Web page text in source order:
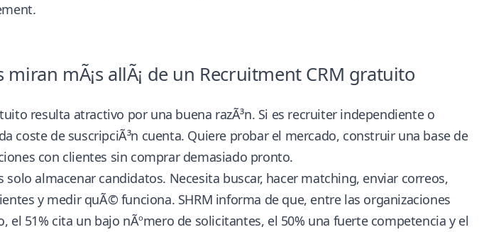
mÃ¡s allÃ¡ de un Recruitment CRM gratuito
resulta atractivo por una buena razÃ³n. Si es recruiter independiente o
coste de suscripciÃ³n cuenta. Quiere probar el mercado, construir una base de
con clientes sin comprar demasiado pronto.
solo almacenar candidatos. Necesita buscar, hacer matching, enviar correos,
y medir quÃ© funciona. SHRM informa de que, entre las organizaciones
51% cita un bajo nÃºmero de solicitantes, el 50% una fuerte competencia y el